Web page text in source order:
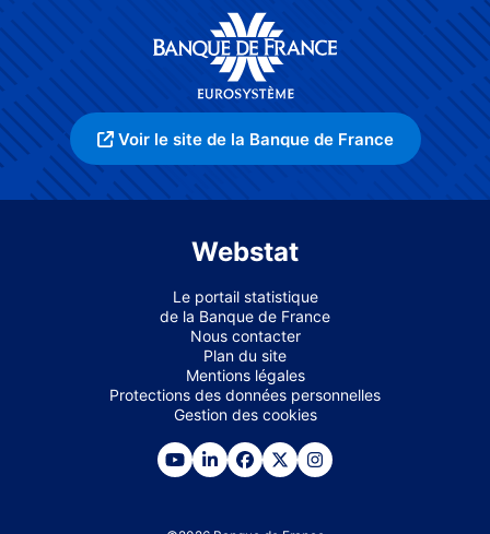
Voir le site de la Banque de France
Webstat
Le portail statistique
de la Banque de France
Nous contacter
Plan du site
Mentions légales
Protections des données personnelles
Gestion des cookies